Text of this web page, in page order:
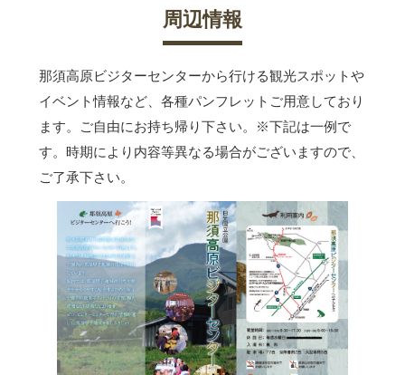
周辺情報
那須高原ビジターセンターから行ける観光スポットや
イベント情報など、各種パンフレットご用意しており
ます。ご自由にお持ち帰り下さい。
※下記は一例で
す。時期により内容等異なる場合がございますので、
ご了承下さい。